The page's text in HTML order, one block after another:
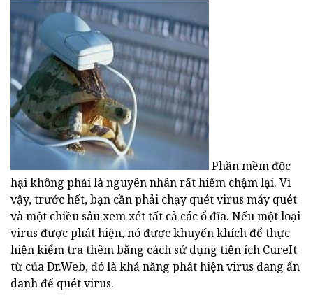
Phần mềm độc
hại không phải là nguyên nhân rất hiếm chậm lại. Vì
vậy, trước hết, bạn cần phải chạy quét virus máy quét
và một chiều sâu xem xét tất cả các ổ đĩa. Nếu một loại
virus được phát hiện, nó được khuyến khích để thực
hiện kiểm tra thêm bằng cách sử dụng tiện ích CureIt
từ của Dr.Web, đó là khả năng phát hiện virus đang ẩn
danh để quét virus.